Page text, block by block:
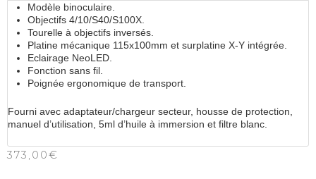
Modèle binoculaire.
Objectifs 4/10/S40/S100X.
Tourelle à objectifs inversés.
Platine mécanique 115x100mm et surplatine X-Y intégrée.
Eclairage NeoLED.
Fonction sans fil.
Poignée ergonomique de transport.
Fourni avec adaptateur/chargeur secteur, housse de protection,
manuel d’utilisation, 5ml d’huile à immersion et filtre blanc.
373,00€